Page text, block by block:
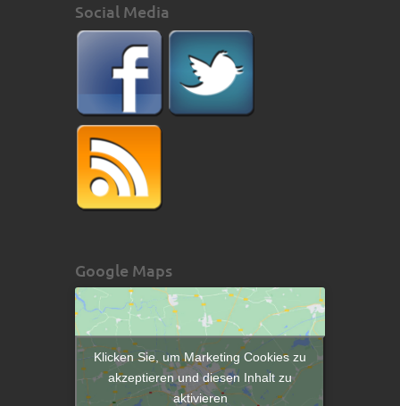
Social Media
Google Maps
Klicken Sie, um Marketing Cookies zu
akzeptieren und diesen Inhalt zu
aktivieren